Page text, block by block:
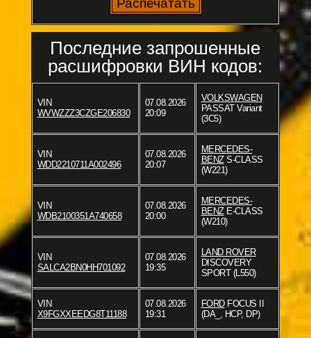
Последние запрошенные
расшифровки ВИН кодов:
VIN
WVWZZZ3CZGE206830
07.08.2026
20:09
VOLKSWAGEN
PASSAT Variant
(3C5)
VIN
WDD2210711A002496
07.08.2026
20:07
MERCEDES-
BENZS-CLASS
(W221)
VIN
WDB2100351A740658
07.08.2026
20:00
MERCEDES-
BENZE-CLASS
(W210)
VIN
SALCA2BN0HH701092
07.08.2026
19:35
LAND ROVER
DISCOVERY
SPORT (L550)
VIN
X9FGXXEEDG8T11188
07.08.2026
19:31
FORDFOCUS II
(DA_, HCP, DP)